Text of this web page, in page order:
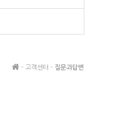
- 고객센터 - 질문과답변